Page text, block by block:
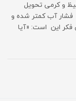
و کرمی تحویل
فشار آب کمتر شده و
فکر این است: «آیا